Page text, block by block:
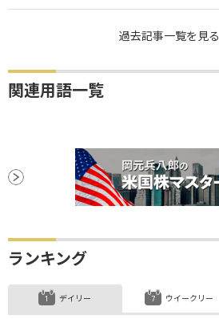
過去記事一覧を見る
関連用語一覧
ランキング
デイリー ウイークリー